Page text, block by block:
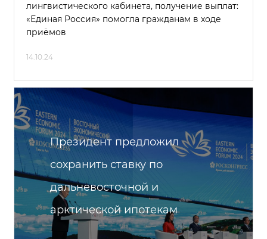
лингвистического кабинета, получение выплат:
«Единая Россия» помогла гражданам в ходе
приёмов
14.10.24
Президент предложил
сохранить ставку по
дальневосточной и
арктической ипотекам